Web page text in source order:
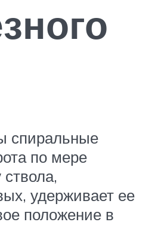
спиральные
по мере
удерживает ее
положение в